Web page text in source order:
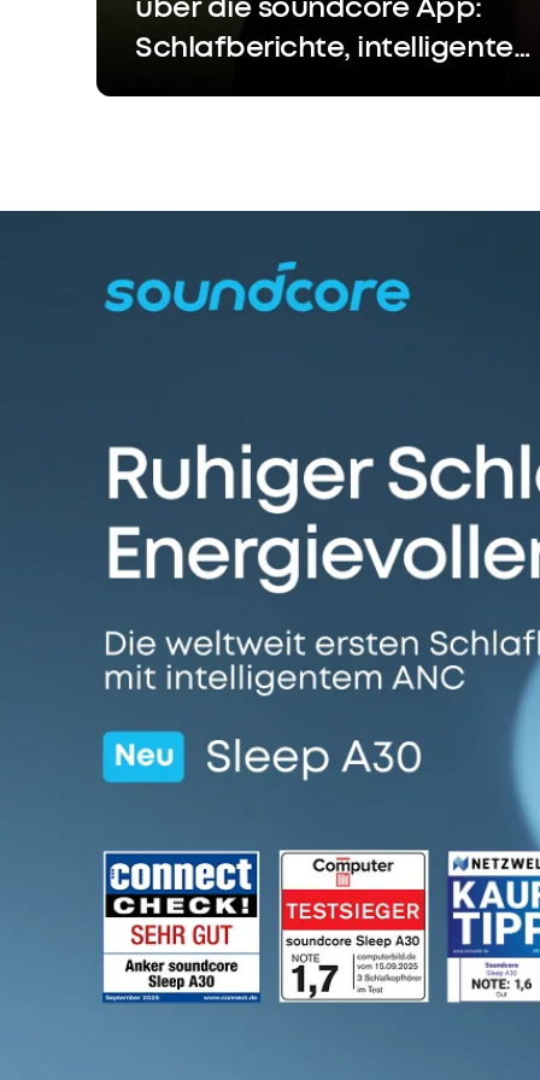
Schlafberichte, intelligente
Wecker, Schlaf-Einstellungen
den Tag zu starten.